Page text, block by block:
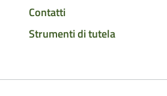
Contatti
Strumenti di tutela